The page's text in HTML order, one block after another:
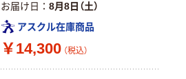
お届け日
8月8日（土）
アスクル在庫商品
￥14,300 （税込）